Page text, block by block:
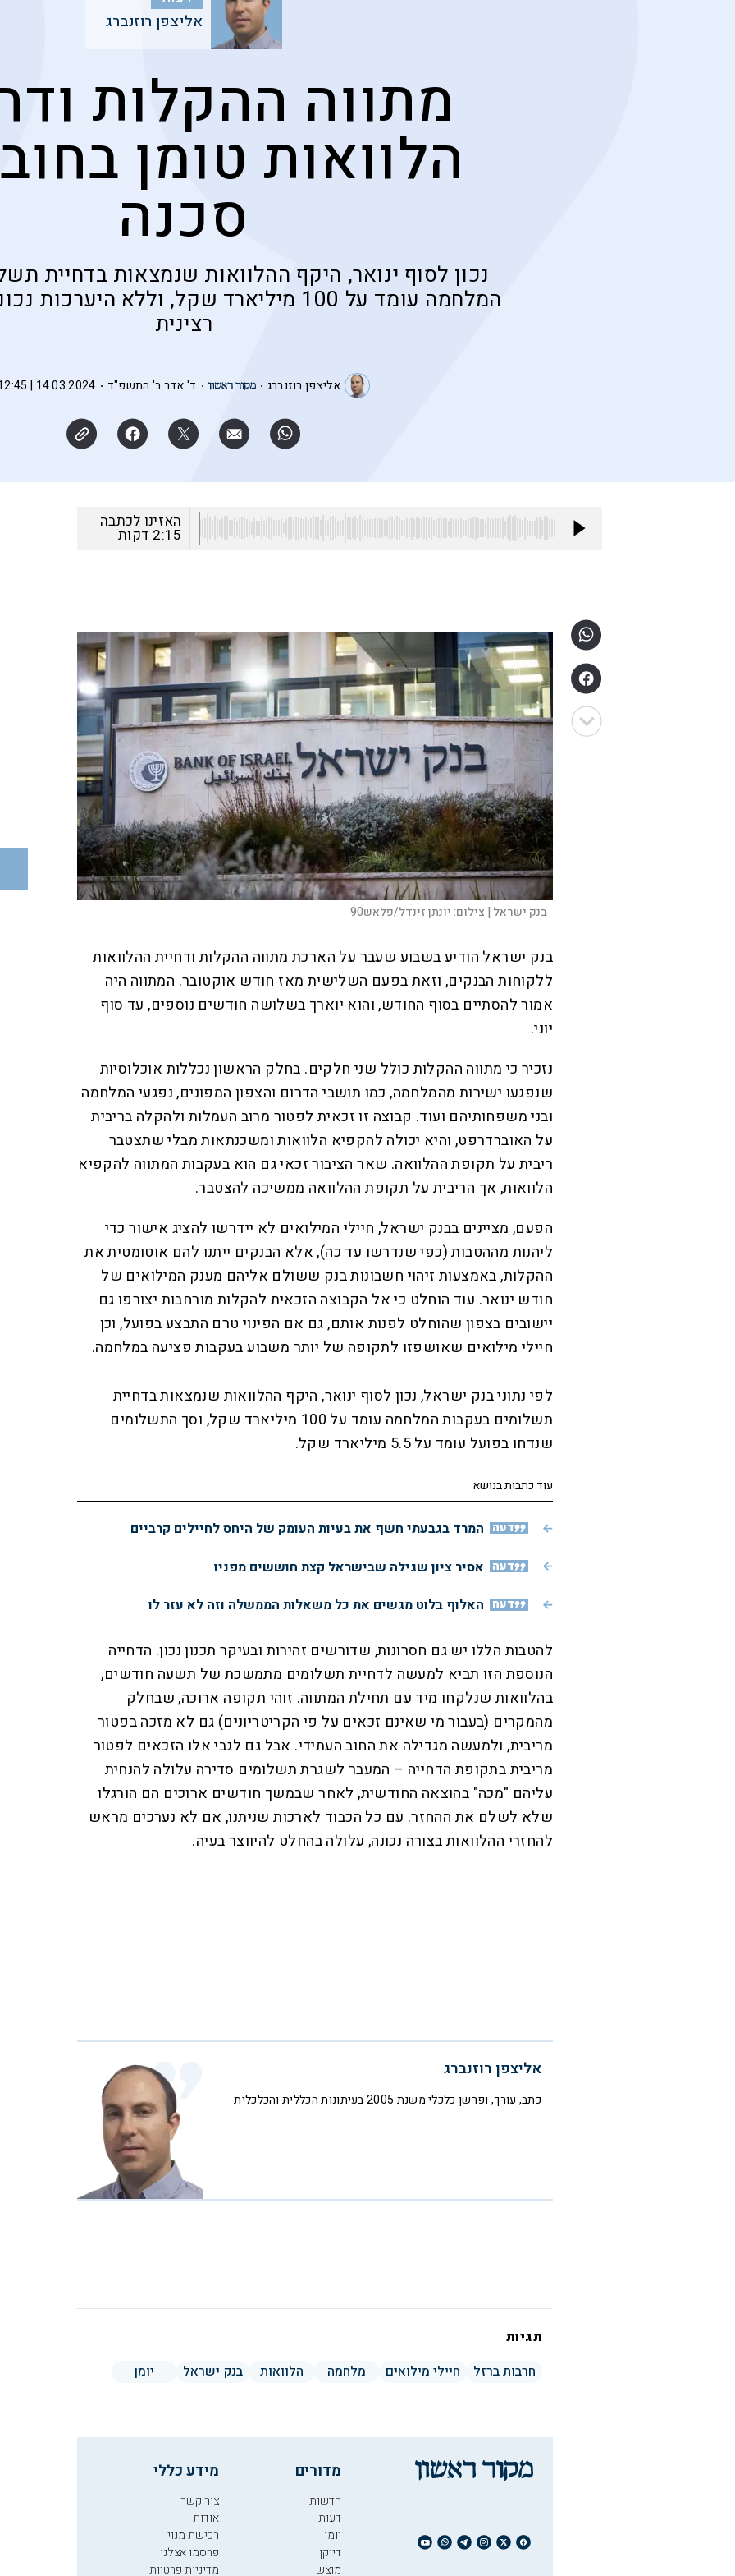
אליצפן רוזנברג
מתווה ההקלות
הלוואות טומן
סכנה
נכון לסוף ינואר, היקף ההלוואות שנמצאות בדחיית
המלחמה עומד על 100 מיליארד שקל, וללא
רצינית
אליצפן רוזנברג ד' אדר ב' התשפ"ד 14.03.2024 | 12:45
האזינו לכתבה
2:15 דקות
בנק ישראל | צילום:יונתן זינדל/פלאש90
בנק ישראל הודיע בשבוע שעבר על הארכת מתווה ההקלות ודחיית ההלוואות
ללקוחות הבנקים, וזאת בפעם השלישית מאז חודש אוקטובר. המתווה היה
אמור להסתיים בסוף החודש, והוא יוארך בשלושה חודשים נוספים, עד סוף
יוני.
נזכיר כי מתווה ההקלות כולל שני חלקים. בחלק הראשון נכללות אוכלוסיות
שנפגעו ישירות מהמלחמה, כמו תושבי הדרום והצפון המפונים, נפגעי המלחמה
ובני משפחותיהם ועוד. קבוצה זו זכאית לפטור מרוב העמלות ולהקלה בריבית
על האוברדרפט, והיא יכולה להקפיא הלוואות ומשכנתאות מבלי שתצטבר
ריבית על תקופת ההלוואה. שאר הציבור זכאי גם הוא בעקבות המתווה להקפיא
הלוואות, אך הריבית על תקופת ההלוואה ממשיכה להצטבר.
הפעם, מציינים בבנק ישראל, חיילי המילואים לא יידרשו להציג אישור כדי
ליהנות מההטבות (כפי שנדרשו עד כה), אלא הבנקים ייתנו להם אוטומטית את
ההקלות, באמצעות זיהוי חשבונות בנק ששולם אליהם מענק המילואים של
חודש ינואר. עוד הוחלט כי אל הקבוצה הזכאית להקלות מורחבות יצורפו גם
יישובים בצפון שהוחלט לפנות אותם, גם אם הפינוי טרם התבצע בפועל, וכן
חיילי מילואים שאושפזו לתקופה של יותר משבוע בעקבות פציעה במלחמה.
לפי נתוני בנק ישראל, נכון לסוף ינואר, היקף ההלוואות שנמצאות בדחיית
תשלומים בעקבות המלחמה עומד על 100 מיליארד שקל, וסך התשלומים
שנדחו בפועל עומד על 5.5 מיליארד שקל.
עוד כתבות בנושא
דעה המרד בגבעתי חשף את בעיות העומק של היחס לחיילים קרביים
דעה אסיר ציון שגילה שבישראל קצת חוששים מפניו
דעה האלוף בלוט מגשים את כל משאלות הממשלה וזה לא עזר לו
להטבות הללו יש גם חסרונות, שדורשים זהירות ובעיקר תכנון נכון. הדחייה
הנוספת הזו תביא למעשה לדחיית תשלומים מתמשכת של תשעה חודשים,
בהלוואות שנלקחו מיד עם תחילת המתווה. זוהי תקופה ארוכה, שבחלק
מהמקרים (בעבור מי שאינם זכאים על פי הקריטריונים) גם לא מזכה בפטור
מריבית, ולמעשה מגדילה את החוב העתידי. אבל גם לגבי אלו הזכאים לפטור
מריבית בתקופת הדחייה – המעבר לשגרת תשלומים סדירה עלולה להנחית
עליהם "מכה" בהוצאה החודשית, לאחר שבמשך חודשים ארוכים הם הורגלו
שלא לשלם את ההחזר. עם כל הכבוד לארכות שניתנו, אם לא נערכים מראש
להחזרי ההלוואות בצורה נכונה, עלולה בהחלט להיווצר בעיה.
אליצפן רוזנברג
כתב, עורך, ופרשן כלכלי משנת 2005 בעיתונות הכללית והכלכלית
תגיות
חרבות ברזל
חיילי מילואים מלחמה הלוואות בנק ישראל יומן
מדורים
חדשות
דעות
יומן
דיוקן
מוצש
מידע כללי
צור קשר
אודות
רכישת מנוי
פרסמו אצלנו
מדיניות פרטיות